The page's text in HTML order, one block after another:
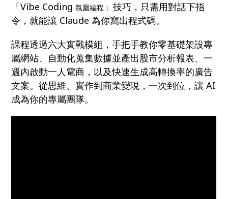
「Vibe Coding氛圍編程 」技巧，只需用對話下指
令，就能讓 Claude 為你寫出程式碼。
課程透過六大實戰模組，手把手教你零基礎架設專
屬網站、自動化蒐集數據並產出股市分析報表、一
週內啟動一人電商，以及快速生成高轉換率的廣告
文案。從思維、實作到商業變現，一次到位，讓 AI
成為你的專屬團隊。